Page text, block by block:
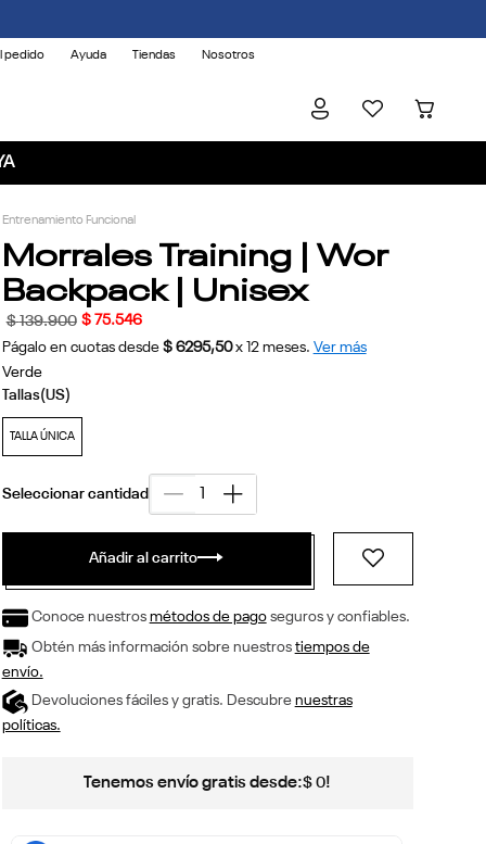
pedido Ayuda Tiendas Nosotros
Entrenamiento Funcional
Morrales Training | Wor
Backpack | Unisex
$ 139.900 $ 75.546
Págalo en cuotas desde $ 6295,50 x 12meses. Ver más
Verde
TALLA ÚNICA
Añadir al carrito
Conoce nuestros métodos de pagoseguros y confiables.
Obtén más información sobre nuestros tiempos de
envío.
Devoluciones fáciles y gratis. Descubre nuestras
políticas.
Tenemos envío gratis desde:$ 0!